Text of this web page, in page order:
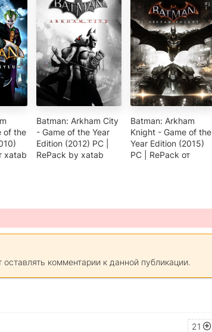
of the
xatab
Batman: Arkham City
- Game of the Year
Edition (2012) PC |
RePack by xatab
Batman: Arkham
Knight - Game of the
Year Edition (2015)
PC | RePack от
оставлять комментарии к данной публикации.
21